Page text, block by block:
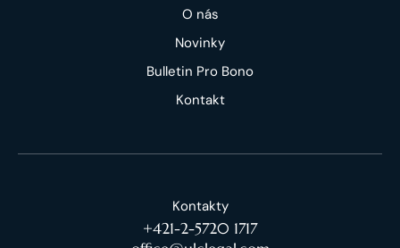
O nás
Novinky
Bulletin Pro Bono
Kontakt
Kontakty
+421-2-5720 1717